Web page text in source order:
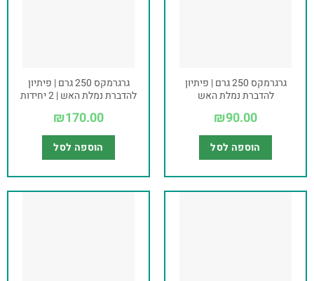
גרגרמקס 250 גרם | פיתיון
להדברת נמלת האש
₪90.00
הוספה לסל
גרגרמקס 250 גרם | פיתיון
להדברת נמלת האש | 2 יחידות
₪170.00
הוספה לסל